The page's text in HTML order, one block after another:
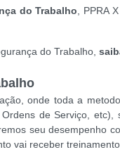
do Trabalho , PPRA
do Trabalho,
onde toda a
de Serviço,
seu desempenho
vai receber